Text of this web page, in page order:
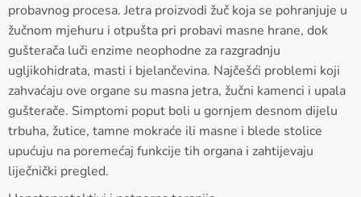
probavnog procesa. Jetra proizvodi žuč koja se pohranjuje u
žučnom mjehuru i otpušta pri probavi masne hrane, dok
gušterača luči enzime neophodne za razgradnju
ugljikohidrata, masti i bjelančevina. Najčešći problemi koji
zahvaćaju ove organe su masna jetra, žučni kamenci i upala
gušterače. Simptomi poput boli u gornjem desnom dijelu
trbuha, žutice, tamne mokraće ili masne i blede stolice
upućuju na poremećaj funkcije tih organa i zahtijevaju
liječnički pregled.